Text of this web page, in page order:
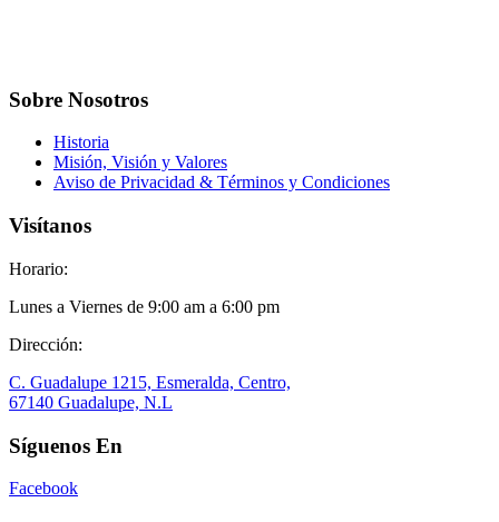
Sobre Nosotros
Historia
Misión, Visión y Valores
Aviso de Privacidad & Términos y Condiciones
Visítanos
Horario:
Lunes a Viernes de 9:00 am a 6:00 pm
Dirección:
C. Guadalupe 1215, Esmeralda, Centro,
67140 Guadalupe, N.L
Síguenos En
Facebook